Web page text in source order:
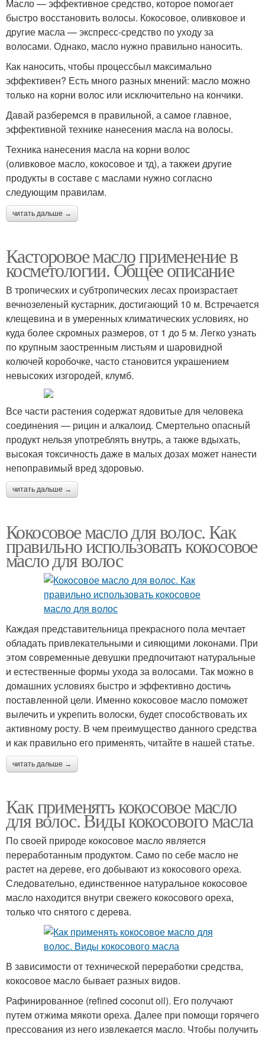
Масло — эффективное средство, которое помогает
быстро восстановить волосы. Кокосовое, оливковое и
другие масла — экспресс-средство по уходу за
волосами. Однако, масло нужно правильно наносить.
Как наносить, чтобы процессбыл максимально
эффективен? Есть много разных мнений: масло можно
только на корни волос или исключительно на кончики.
Давай разберемся в правильной, а самое главное,
эффективной технике нанесения масла на волосы.
Техника нанесения масла на корни волос
(оливковое масло, кокосовое и тд), а такжеи другие
продукты в составе с маслами нужно согласно
следующим правилам.
читать дальше →
Касторовое масло применение в
косметологии. Общее описание
В тропических и субтропических лесах произрастает
вечнозеленый кустарник, достигающий 10 м. Встречается
клещевина и в умеренных климатических условиях, но
куда более скромных размеров, от 1 до 5 м. Легко узнать
по крупным заостренным листьям и шаровидной
колючей коробочке, часто становится украшением
невысоких изгородей, клумб.
Все части растения содержат ядовитые для человека
соединения — рицин и алкалоид. Смертельно опасный
продукт нельзя употреблять внутрь, а также вдыхать,
высокая токсичность даже в малых дозах может нанести
непоправимый вред здоровью.
читать дальше →
Кокосовое масло для волос. Как
правильно использовать кокосовое
масло для волос
Каждая представительница прекрасного пола мечтает
обладать привлекательными и сияющими локонами. При
этом современные девушки предпочитают натуральные
и естественные формы ухода за волосами. Так можно в
домашних условиях быстро и эффективно достичь
поставленной цели. Именно кокосовое масло поможет
вылечить и укрепить волоски, будет способствовать их
активному росту. В чем преимущество данного средства
и как правильно его применять, читайте в нашей статье.
читать дальше →
Как применять кокосовое масло
для волос. Виды кокосового масла
По своей природе кокосовое масло является
переработанным продуктом. Само по себе масло не
растет на дереве, его добывают из кокосового ореха.
Следовательно, единственное натуральное кокосовое
масло находится внутри свежего кокосового ореха,
только что снятого с дерева.
В зависимости от технической переработки средства,
кокосовое масло бывает разных видов.
Рафинированное (refined coconut oil). Его получают
путем отжима мякоти ореха. Далее при помощи горячего
прессования из него извлекается масло. Чтобы получить